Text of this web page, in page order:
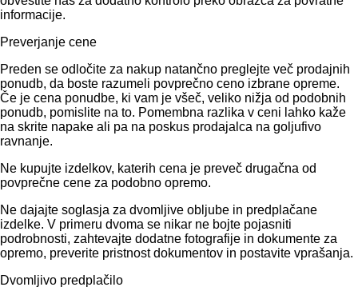
informacije.
Preverjanje cene
Preden se odločite za nakup natančno preglejte več prodajnih
ponudb, da boste razumeli povprečno ceno izbrane opreme.
Če je cena ponudbe, ki vam je všeč, veliko nižja od podobnih
ponudb, pomislite na to. Pomembna razlika v ceni lahko kaže
na skrite napake ali pa na poskus prodajalca na goljufivo
ravnanje.
Ne kupujte izdelkov, katerih cena je preveč drugačna od
povprečne cene za podobno opremo.
Ne dajajte soglasja za dvomljive obljube in predplačane
izdelke. V primeru dvoma se nikar ne bojte pojasniti
podrobnosti, zahtevajte dodatne fotografije in dokumente za
opremo, preverite pristnost dokumentov in postavite vprašanja.
Dvomljivo predplačilo